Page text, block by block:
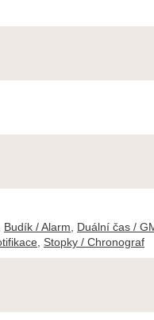
Budík / Alarm Duální čas /
Stopky / Chronograf